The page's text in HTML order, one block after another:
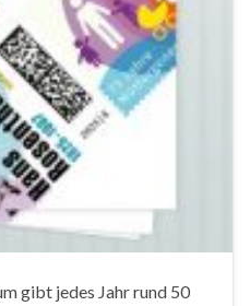
gibt jedes Jahr rund 50